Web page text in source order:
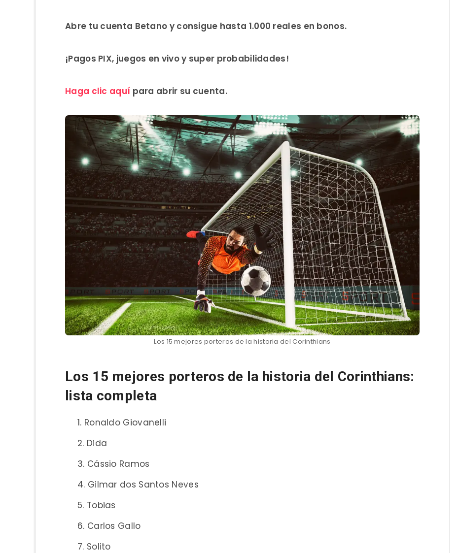
Abre tu cuenta Betano y consigue hasta 1.000 reales en bonos.
¡Pagos PIX, juegos en vivo y super probabilidades!
Haga clic aquí para abrir su cuenta.
Los 15 mejores porteros de la historia del Corinthians
Los 15 mejores porteros de la historia del Corinthians:
lista completa
Ronaldo Giovanelli
Dida
Cássio Ramos
Gilmar dos Santos Neves
Tobias
Carlos Gallo
Solito